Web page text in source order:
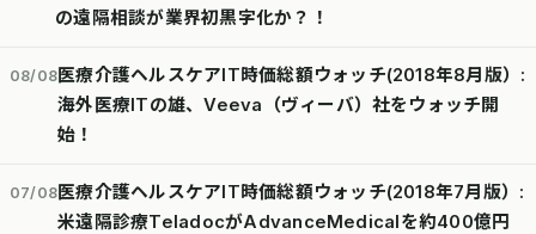
の遠隔相談が業界初黒字化か？！
08/08医療介護ヘルスケアIT時価総額ウォッチ(2018年8月版）:
海外医療ITの雄、Veeva（ヴィーバ）社をウォッチ開
始！
07/08医療介護ヘルスケアIT時価総額ウォッチ(2018年7月版）:
米遠隔診療TeladocがAdvanceMedicalを約400億円